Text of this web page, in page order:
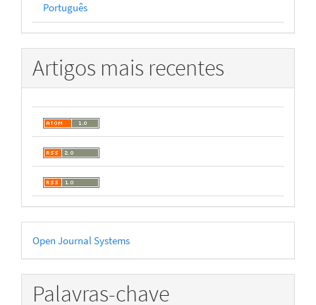
Português
Artigos mais recentes
Desenvolvido
por
Open Journal Systems
Palavras-chave